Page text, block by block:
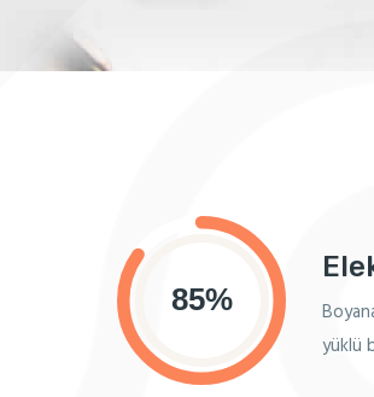
yüklü